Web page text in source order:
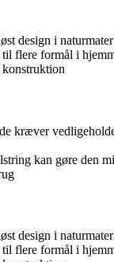
design i
til flere formål i
kræver
kan gøre den
design i
til flere formål i